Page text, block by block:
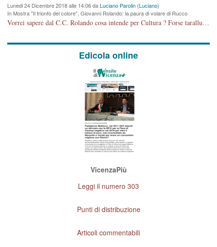
Lunedi 24 Dicembre 2018 alle 14:06 daLuciano Parolin (Luciano)
In Mostra "Il trionfo del colore", Giovanni Rolando: la paura di volare di Rucco
Vorrei sapere dal C.C. Rolando cosa intende per Cultura ? Forse tarallucci, vino e sagre, o spaghetti tricolori del PD ? Il continuo (s)parlare della mostra a Palazzo Chiericati caro consigliere DANNEGGIA FORTEMENTE l'immagine della città TUTTA e fa deviare i consensi che in RUSSIA (badi bene ex U.R.S.S.) sono ECCELLENTI. A livello artistico l'evento è di alta Valenza culturale, COMPITO di Tutta la Cittadinanza fare il possibile per propagandare l'iniziativa senza farne UN CASO PARTITICO come fa Lei da sempre. Meno Gazebo + Partecipazione! E così sia. Amen.
Edicola online
VicenzaPiù
Leggi il numero 303
Punti di distribuzione
Articoli commentabili